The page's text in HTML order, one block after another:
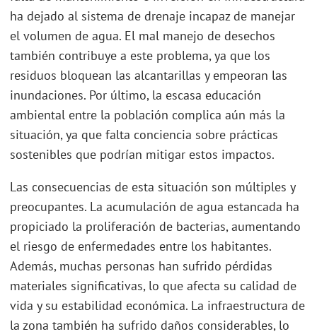
ha dejado al sistema de drenaje incapaz de manejar
el volumen de agua. El mal manejo de desechos
también contribuye a este problema, ya que los
residuos bloquean las alcantarillas y empeoran las
inundaciones. Por último, la escasa educación
ambiental entre la población complica aún más la
situación, ya que falta conciencia sobre prácticas
sostenibles que podrían mitigar estos impactos.
Las consecuencias de esta situación son múltiples y
preocupantes. La acumulación de agua estancada ha
propiciado la proliferación de bacterias, aumentando
el riesgo de enfermedades entre los habitantes.
Además, muchas personas han sufrido pérdidas
materiales significativas, lo que afecta su calidad de
vida y su estabilidad económica. La infraestructura de
la zona también ha sufrido daños considerables, lo